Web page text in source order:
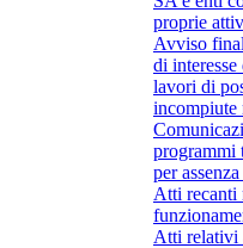
proprie
Avviso
di
lavori di
incompiute
programmi
per
Atti recanti
Atti relativi